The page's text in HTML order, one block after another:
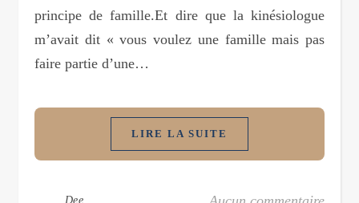
principe de famille.Et dire que la kinésiologue
m’avait dit « vous voulez une famille mais pas
faire partie d’une…
LIRE LA SUITE
Dee